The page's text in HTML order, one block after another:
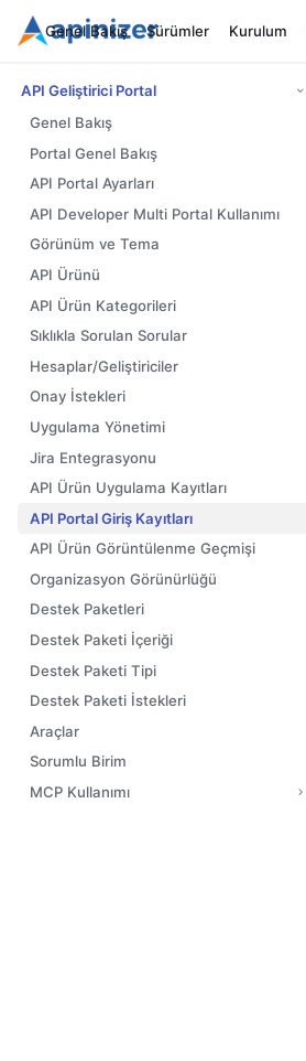
Genel Bakış Sürümler Kurulum
API Geliştirici Portal
Genel Bakış
Portal Genel Bakış
API Portal Ayarları
API Developer Multi Portal Kullanımı
Görünüm ve Tema
API Ürünü
API Ürün Kategorileri
Sıklıkla Sorulan Sorular
Hesaplar/Geliştiriciler
Onay İstekleri
Uygulama Yönetimi
Jira Entegrasyonu
API Ürün Uygulama Kayıtları
API Portal Giriş Kayıtları
API Ürün Görüntülenme Geçmişi
Organizasyon Görünürlüğü
Destek Paketleri
Destek Paketi İçeriği
Destek Paketi Tipi
Destek Paketi İstekleri
Araçlar
Sorumlu Birim
MCP Kullanımı